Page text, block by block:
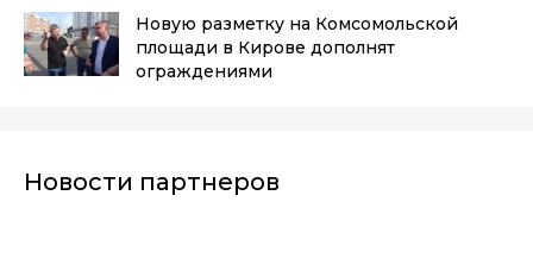
Новую разметку на Комсомольской
площади в Кирове дополнят
ограждениями
Новости партнеров